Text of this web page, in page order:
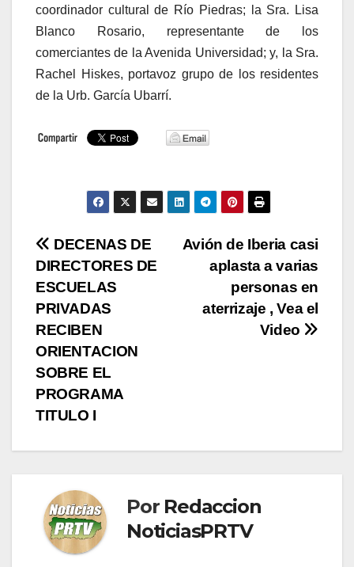
coordinador cultural de Río Piedras; la Sra. Lisa
Blanco Rosario, representante de los
comerciantes de la Avenida Universidad; y, la Sra.
Rachel Hiskes, portavoz grupo de los residentes
de la Urb. García Ubarrí.
Navegación
de
entradas
Avión de Iberia casi
aplasta a varias
personas en
aterrizaje , Vea el
Video
DECENAS DE
DIRECTORES DE
ESCUELAS
PRIVADAS
RECIBEN
ORIENTACION
SOBRE EL
PROGRAMA
TITULO I
Por Redaccion
NoticiasPRTV